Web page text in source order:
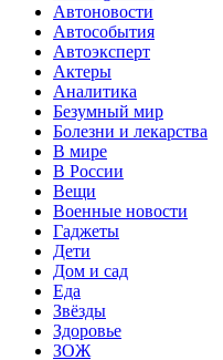
Автоновости
Автособытия
Автоэксперт
Актеры
Аналитика
Безумный мир
Болезни и лекарства
В мире
В России
Вещи
Военные новости
Гаджеты
Дети
Дом и сад
Еда
Звёзды
Здоровье
ЗОЖ